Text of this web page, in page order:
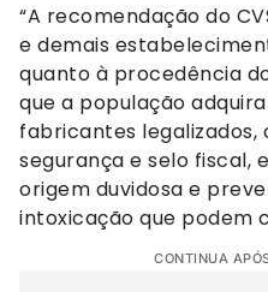
“A recomendação do
e demais
quanto à procedência
que a população
fabricantes
segurança e selo fiscal,
origem duvidosa e
intoxicação que podem
CONTINUA